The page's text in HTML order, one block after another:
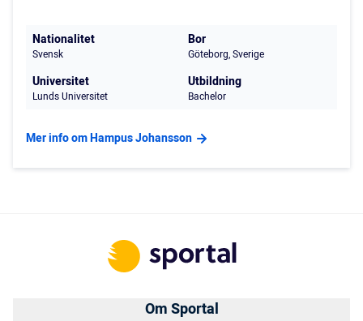
Nationalitet
Svensk
Bor
Göteborg, Sverige
Universitet
Lunds Universitet
Utbildning
Bachelor
Mer info om Hampus Johansson
Om Sportal